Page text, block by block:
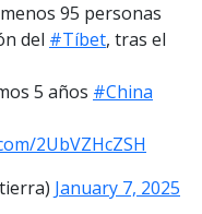
95 personas
del #Tíbet, tras el
5 años #China
2UbVZHcZSH
January 7, 2025